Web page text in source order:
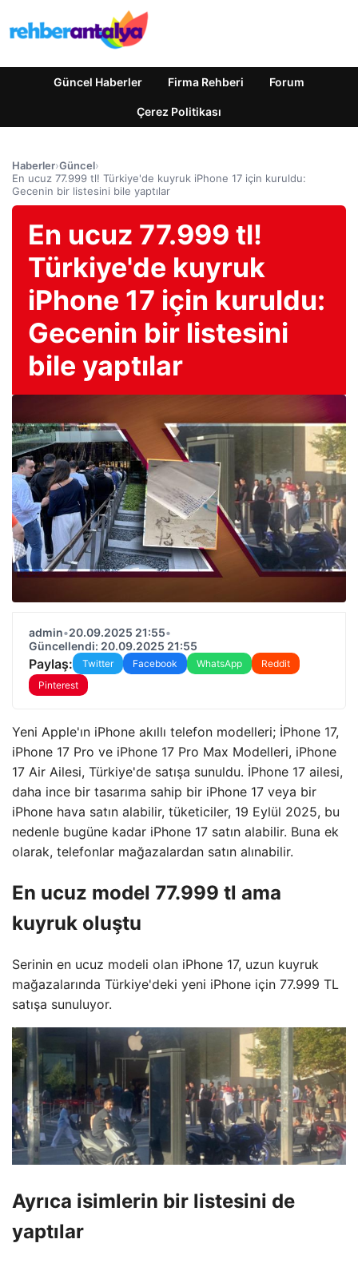
Güncel Haberler Firma Rehberi Forum
Çerez Politikası
Haberler›Güncel›
En ucuz 77.999 tl! Türkiye'de kuyruk iPhone 17 için kuruldu:
Gecenin bir listesini bile yaptılar
En ucuz 77.999 tl!
Türkiye'de kuyruk
iPhone 17 için kuruldu:
Gecenin bir listesini
bile yaptılar
admin•20.09.2025 21:55•
Güncellendi: 20.09.2025 21:55
Paylaş: Twitter Facebook WhatsApp
Reddit
Pinterest
Yeni Apple'ın iPhone akıllı telefon modelleri; İPhone 17,
iPhone 17 Pro ve iPhone 17 Pro Max Modelleri, iPhone
17 Air Ailesi, Türkiye'de satışa sunuldu. İPhone 17 ailesi,
daha ince bir tasarıma sahip bir iPhone 17 veya bir
iPhone hava satın alabilir, tüketiciler, 19 Eylül 2025, bu
nedenle bugüne kadar iPhone 17 satın alabilir. Buna ek
olarak, telefonlar mağazalardan satın alınabilir.
En ucuz model 77.999 tl ama
kuyruk oluştu
Serinin en ucuz modeli olan iPhone 17, uzun kuyruk
mağazalarında Türkiye'deki yeni iPhone için 77.999 TL
satışa sunuluyor.
Ayrıca isimlerin bir listesini de
yaptılar